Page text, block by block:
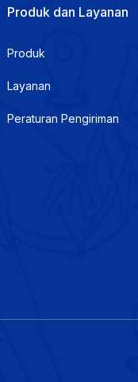
Produk dan Layanan
Produk
Layanan
Peraturan Pengiriman